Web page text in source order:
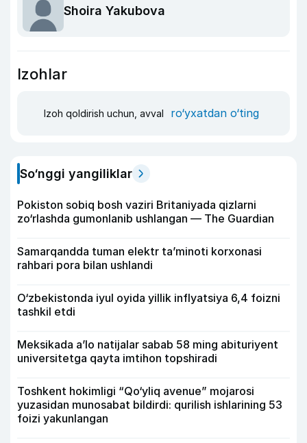
Shoira Yakubova
Izohlar
Izoh qoldirish uchun, avval ro‘yxatdan o‘ting
So‘nggi yangiliklar
Pokiston sobiq bosh vaziri Britaniyada qizlarni
zo‘rlashda gumonlanib ushlangan — The Guardian
Samarqandda tuman elektr ta’minoti korxonasi
rahbari pora bilan ushlandi
O‘zbekistonda iyul oyida yillik inflyatsiya 6,4 foizni
tashkil etdi
Meksikada a’lo natijalar sabab 58 ming abituriyent
universitetga qayta imtihon topshiradi
Toshkent hokimligi “Qo‘yliq avenue” mojarosi
yuzasidan munosabat bildirdi: qurilish ishlarining 53
foizi yakunlangan